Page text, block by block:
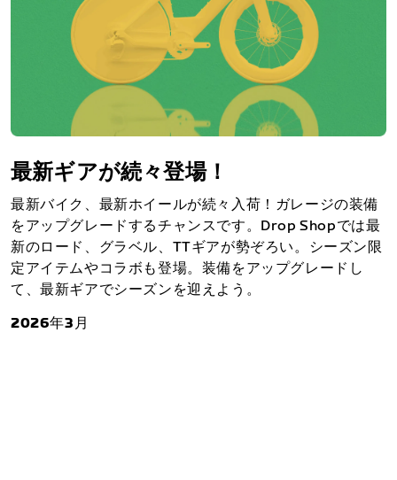
最新ギアが続々登場！
最新バイク、最新ホイールが続々入荷！ガレージの装備
をアップグレードするチャンスです。Drop Shopでは最
新のロード、グラベル、TTギアが勢ぞろい。シーズン限
定アイテムやコラボも登場。装備をアップグレードし
て、最新ギアでシーズンを迎えよう。
2026年3月